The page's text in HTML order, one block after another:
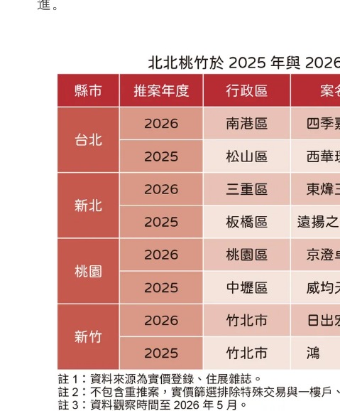
進。